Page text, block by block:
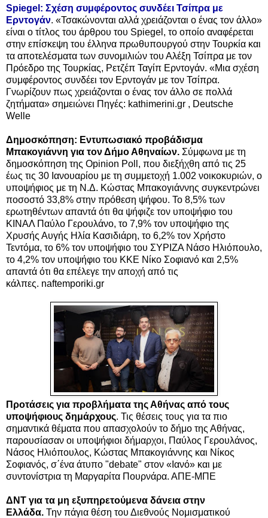
Spiegel: Σχέση συμφέροντος συνδέει Τσίπρα με
Ερντογάν. «Τσακώνονται αλλά χρειάζονται ο ένας τον άλλο»
είναι ο τίτλος του άρθρου του Spiegel, το οποίο αναφέρεται
στην επίσκεψη του έλληνα πρωθυπουργού στην Τουρκία και
τα αποτελέσματα των συνομιλιών του Αλέξη Τσίπρα με τον
Πρόεδρο της Τουρκίας, Ρετζέπ Ταγίπ Ερντογάν. «Μια σχέση
συμφέροντος συνδέει τον Ερντογάν με τον Τσίπρα.
Γνωρίζουν πως χρειάζονται ο ένας τον άλλο σε πολλά
ζητήματα» σημειώνει Πηγές: kathimerini.gr , Deutsche
Welle
Δημοσκόπηση: Εντυπωσιακό προβάδισμα
Μπακογιάννη για τον Δήμο Αθηναίων. Σύμφωνα με τη
δημοσκόπηση της Opinion Poll, που διεξήχθη από τις 25
έως τις 30 Ιανουαρίου με τη συμμετοχή 1.002 νοικοκυριών, ο
υποψήφιος με τη Ν.Δ. Κώστας Μπακογιάννης συγκεντρώνει
ποσοστό 33,8% στην πρόθεση ψήφου. Το 8,5% των
ερωτηθέντων απαντά ότι θα ψήφιζε τον υποψήφιο του
ΚΙΝΑΛ Παύλο Γερουλάνο, το 7,9% τον υποψήφιο της
Χρυσής Αυγής Ηλία Κασιδιάρη, το 6,2% τον Χρήστο
Τεντόμα, το 6% τον υποψήφιο του ΣΥΡΙΖΑ Νάσο Ηλιόπουλο,
το 4,2% τον υποψήφιο του ΚΚΕ Νίκο Σοφιανό και 2,5%
απαντά ότι θα επέλεγε την αποχή από τις
κάλπες. naftemporiki.gr
Προτάσεις για προβλήματα της Αθήνας από τους
υποψήφιους δημάρχους. Τις θέσεις τους για τα πιο
σημαντικά θέματα που απασχολούν το δήμο της Αθήνας,
παρουσίασαν οι υποψήφιοι δήμαρχοι, Παύλος Γερουλάνος,
Νάσος Ηλιόπουλος, Κώστας Μπακογιάννης και Νίκος
Σοφιανός, σ΄ένα άτυπο "debate" στον «Ιανό» και με
συντονίστρια τη Μαργαρίτα Πουρνάρα. ΑΠΕ-ΜΠΕ
ΔΝΤ για τα μη εξυπηρετούμενα δάνεια στην
Ελλάδα. Την πάγια θέση του Διεθνούς Νομισματικού